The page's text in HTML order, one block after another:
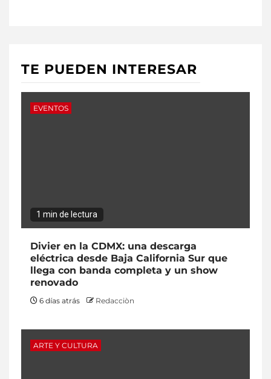
TE PUEDEN INTERESAR
EVENTOS
1 min de lectura
Divier en la CDMX: una descarga
eléctrica desde Baja California Sur que
llega con banda completa y un show
renovado
6 días atrás Redacciòn
ARTE Y CULTURA